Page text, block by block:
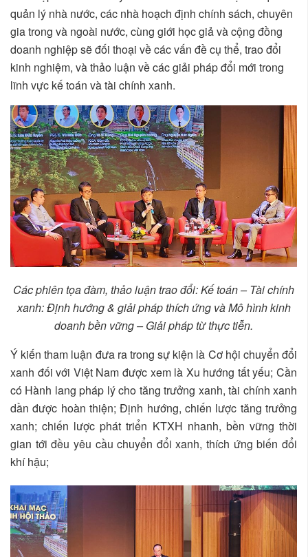
quản lý nhà nước, các nhà hoạch định chính sách, chuyên
gia trong và ngoài nước, cùng giới học giả và cộng đồng
doanh nghiệp sẽ đối thoại về các vấn đề cụ thể, trao đổi
kinh nghiệm, và thảo luận về các giải pháp đổi mới trong
lĩnh vực kế toán và tài chính xanh.
Các phiên tọa đàm, thảo luận trao đổi: Kế toán – Tài chính
xanh: Định hướng & giải pháp thích ứng và Mô hình kinh
doanh bền vững – Giải pháp từ thực tiễn.
Ý kiến tham luận đưa ra trong sự kiện là Cơ hội chuyển đổi
xanh đối với Việt Nam được xem là Xu hướng tất yếu; Cần
có Hành lang pháp lý cho tăng trưởng xanh, tài chính xanh
dần được hoàn thiện; Định hướng, chiến lược tăng trưởng
xanh; chiến lược phát triển KTXH nhanh, bền vững thời
gian tới đều yêu cầu chuyển đổi xanh, thích ứng biến đổi
khí hậu;